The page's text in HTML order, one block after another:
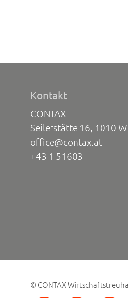
Kontakt
CONTAX
Seilerstätte 16, 1010
office@contax.at
+43 1 51603
© CONTAX